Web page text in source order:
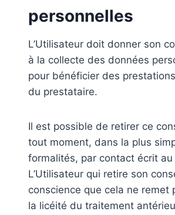
personnelles
L’Utilisateur doit donner son
à la collecte des données
pour bénéficier des
du prestataire.
Il est possible de retirer ce
tout moment, dans la plus
formalités, par contact écrit
L’Utilisateur qui retire son
conscience que cela ne remet
la licéité du traitement